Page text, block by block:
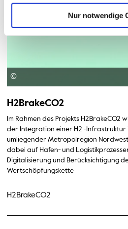
Nur notwendige
©
H2BrakeCO2
Im Rahmen des Projekts H2BrakeCO2
der Integration einer H2 -Infrastruktur
umliegender Metropolregion
dabei auf Hafen- und
Digitalisierung und Berücksichtigung
Wertschöpfungskette
H2BrakeCO2